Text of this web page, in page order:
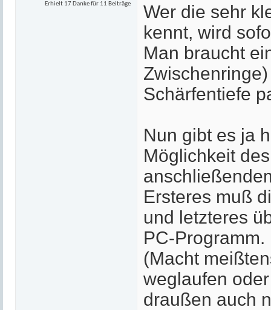
Erhielt 17 Danke für 11 Beiträge
Wer die sehr
kennt, wird
Man braucht
Schärfentiefe
Nun gibt es ja
Möglichkeit
Ersteres muß
und letzteres
PC-Programm.
(Macht
weglaufen
draußen auch